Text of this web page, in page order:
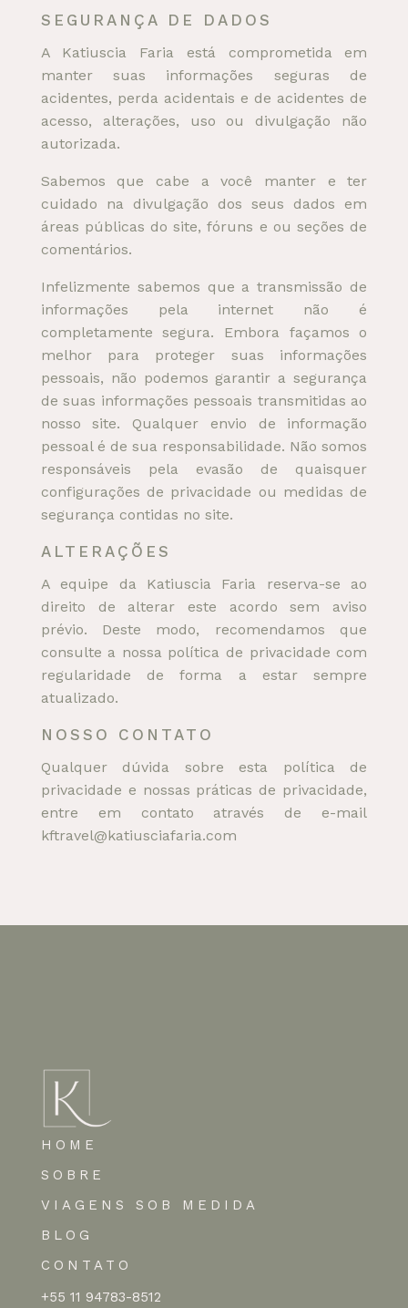
SEGURANÇA DE DADOS
A Katiuscia Faria está comprometida em
manter suas informações seguras de
acidentes, perda acidentais e de acidentes de
acesso, alterações, uso ou divulgação não
autorizada.
Sabemos que cabe a você manter e ter
cuidado na divulgação dos seus dados em
áreas públicas do site, fóruns e ou seções de
comentários.
Infelizmente sabemos que a transmissão de
informações pela internet não é
completamente segura. Embora façamos o
melhor para proteger suas informações
pessoais, não podemos garantir a segurança
de suas informações pessoais transmitidas ao
nosso site. Qualquer envio de informação
pessoal é de sua responsabilidade. Não somos
responsáveis pela evasão de quaisquer
configurações de privacidade ou medidas de
segurança contidas no site.
ALTERAÇÕES
A equipe da Katiuscia Faria reserva-se ao
direito de alterar este acordo sem aviso
prévio. Deste modo, recomendamos que
consulte a nossa política de privacidade com
regularidade de forma a estar sempre
atualizado.
NOSSO CONTATO
Qualquer dúvida sobre esta política de
privacidade e nossas práticas de privacidade,
entre em contato através de e-mail
kftravel@katiusciafaria.com
HOME
SOBRE
VIAGENS SOB MEDIDA
BLOG
CONTATO
+55 11 94783-8512